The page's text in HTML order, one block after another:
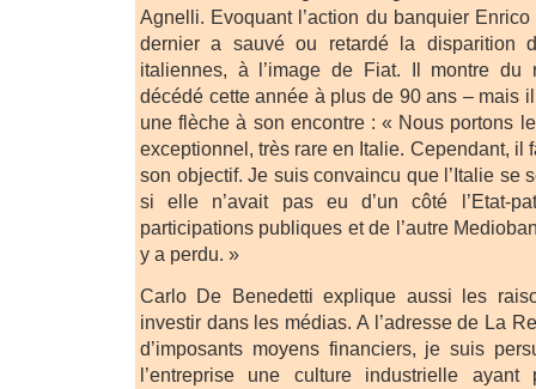
Agnelli. Evoquant l’action du banquier
dernier a sauvé ou retardé la disparition
italiennes, à l’image de Fiat. Il montre du
décédé cette année à plus de 90 ans – mais
une flèche à son encontre : « Nous portons
exceptionnel, très rare en Italie. Cependant, il
son objectif. Je suis convaincu que l’Italie se
si elle n’avait pas eu d’un côté l’Etat-
participations publiques et de l’autre
y a perdu. »
Carlo De Benedetti explique aussi les
investir dans les médias. A l’adresse de La
d’imposants moyens financiers, je suis
l’entreprise une culture industrielle